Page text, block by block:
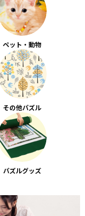
ペット・動物
その他パズル
パズルグッズ